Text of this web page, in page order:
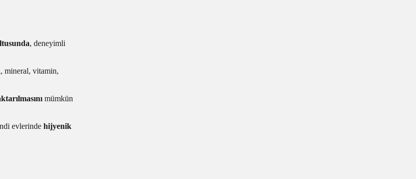
, deneyimli
mineral, vitamin,
mümkün
evlerinde hijyenik